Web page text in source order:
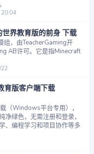
20:04
界教育版的前身 下载
组，由TeacherGaming开
AB许可。它是指Minecraft
育版客户端下载
（Windows平台专用），
净绿色，无需注册和登录，
、编程学习和项目协作等多